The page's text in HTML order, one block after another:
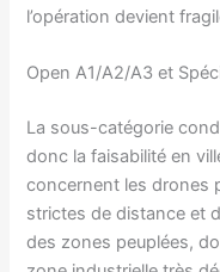
l’opération devient
Open A1/A2/A3 et
La sous-catégorie
donc la faisabilité en
concernent les drones
strictes de distance et
des zones peuplées,